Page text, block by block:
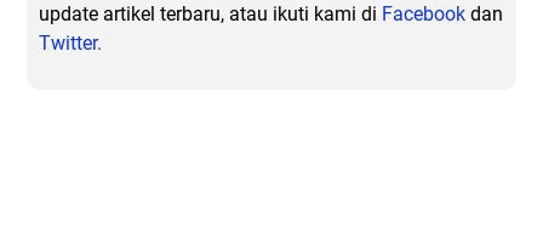
update artikel terbaru, atau ikuti kami di Facebook dan
Twitter.